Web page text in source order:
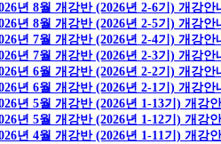
년 8월 개강반 (2026년 2-6기) 개강안
년 8월 개강반 (2026년 2-5기) 개강안
년 7월 개강반 (2026년 2-4기) 개강안
년 7월 개강반 (2026년 2-3기) 개강안
년 6월 개강반 (2026년 2-2기) 개강안
년 6월 개강반 (2026년 2-1기) 개강안
년 5월 개강반 (2026년 1-13기) 개강
년 5월 개강반 (2026년 1-12기) 개강
년 4월 개강반 (2026년 1-11기) 개강